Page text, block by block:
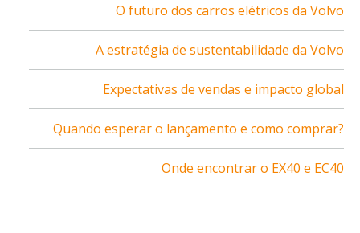
O futuro dos carros elétricos da Volvo
A estratégia de sustentabilidade da Volvo
Expectativas de vendas e impacto global
Quando esperar o lançamento e como comprar?
Onde encontrar o EX40 e EC40